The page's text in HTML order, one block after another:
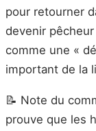
pour retourner
devenir
comme une «
important de la
📝 Note du
prouve que les